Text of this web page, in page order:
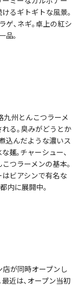
るギトギトな風景｡
ゲ､ネギ｡卓上の紅シ
品｡
九州とんこつラーメ
る｡臭みがどうとか
込んだような濃いス
麺｡チャーシュー､
つラーメンの基本｡
ビアシンで有名な
内に展開中｡
が同時オープンし
近は､オープン当初